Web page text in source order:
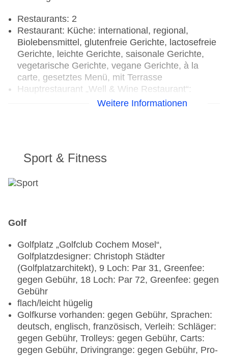
Restaurants: 2
Restaurant: Küche: international, regional,
Biolebensmittel, glutenfreie Gerichte, lactosefreie
Gerichte, leichte Gerichte, saisonale Gerichte,
vegetarische Gerichte, vegane Gerichte, à la
carte, gesetztes Menü, mit Terrasse
Hauptrestaurant „Well & Wine Restaurant“:
Biolebensmittel, glutenfreie Gerichte, lactosefreie
Weitere Informationen
Sport & Fitness
Golf
Golfplatz „Golfclub Cochem Mosel“,
Golfplatzdesigner: Christoph Städter
(Golfplatzarchitekt), 9 Loch: Par 31, Greenfee:
gegen Gebühr, 18 Loch: Par 72, Greenfee: gegen
Gebühr
flach/leicht hügelig
Golfkurse vorhanden: gegen Gebühr, Sprachen:
deutsch, englisch, französisch, Verleih: Schläger:
gegen Gebühr, Trolleys: gegen Gebühr, Carts:
gegen Gebühr, Drivingrange: gegen Gebühr, Pro-